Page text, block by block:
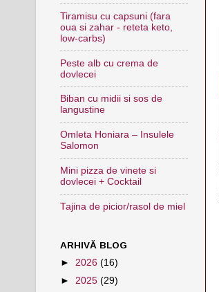
Tiramisu cu capsuni (fara
oua si zahar - reteta keto,
low-carbs)
Peste alb cu crema de
dovlecei
Biban cu midii si sos de
langustine
Omleta Honiara – Insulele
Salomon
Mini pizza de vinete si
dovlecei + Cocktail
Tajina de picior/rasol de miel
ARHIVĂ BLOG
► 2026 (16)
► 2025 (29)